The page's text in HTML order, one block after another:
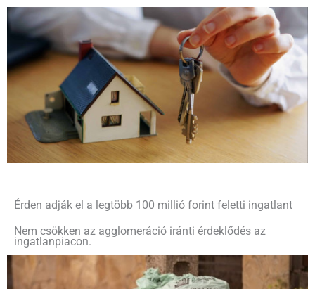
Érden adják el a legtöbb 100 millió forint feletti ingatlant
Nem csökken az agglomeráció iránti érdeklődés az
ingatlanpiacon.